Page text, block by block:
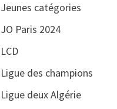
Jeunes catégories
JO Paris 2024
LCD
Ligue des champions
Ligue deux Algérie